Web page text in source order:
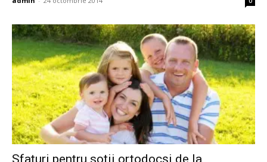
Sfaturi pentru soții ortodocși de la